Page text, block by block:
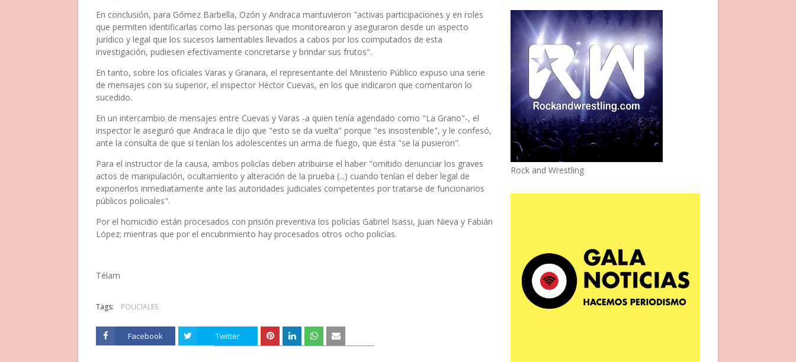
En conclusión, para Gómez Barbella, Ozón y Andraca mantuvieron "activas participaciones y en roles
que permiten identificarlas como las personas que monitorearon y aseguraron desde un aspecto
jurídico y legal que los sucesos lamentables llevados a cabos por los coimputados de esta
investigación, pudiesen efectivamente concretarse y brindar sus frutos".
En tanto, sobre los oficiales Varas y Granara, el representante del Ministerio Público expuso una serie
de mensajes con su superior, el inspector Héctor Cuevas, en los que indicaron que comentaron lo
sucedido.
En un intercambio de mensajes entre Cuevas y Varas -a quien tenía agendado como "La Grano"-, el
inspector le aseguró que Andraca le dijo que "esto se da vuelta" porque "es insostenible", y le confesó,
ante la consulta de que si tenían los adolescentes un arma de fuego, que ésta "se la pusieron".
Para el instructor de la causa, ambos policías deben atribuirse el haber "omitido denunciar los graves
actos de manipulación, ocultamiento y alteración de la prueba (...) cuando tenían el deber legal de
exponerlos inmediatamente ante las autoridades judiciales competentes por tratarse de funcionarios
públicos policiales".
Por el homicidio están procesados con prisión preventiva los policías Gabriel Isassi, Juan Nieva y Fabián
López; mientras que por el encubrimiento hay procesados otros ocho policías.
Télam
Tags: POLICIALES
Facebook Twitter
Rock and Wrestling